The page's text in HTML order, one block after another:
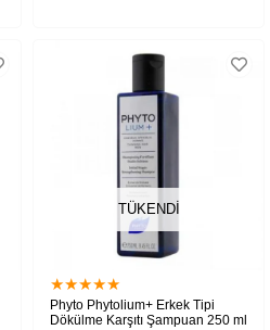
TÜKENDI
★★★★★
Phyto Phytolium+ Erkek Tipi
Dökülme Karşıtı Şampuan 250 ml